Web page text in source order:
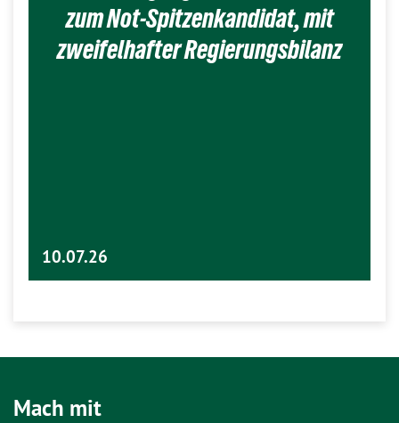
zum Not-Spitzenkandidat, mit
zweifelhafter Regierungsbilanz
10.07.26
Mach mit